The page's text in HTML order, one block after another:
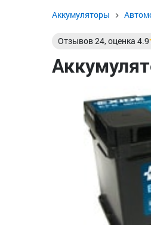
Аккумуляторы
Отзывов24, оценка 4.9